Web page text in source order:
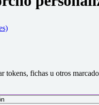
tokens, fichas u otros